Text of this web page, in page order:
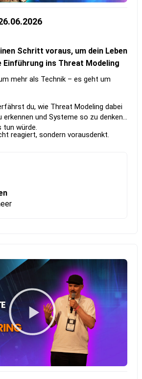
Schritt voraus, um dein Leben
Einführung ins Threat Modeling
mehr als Technik – es geht um
du, wie Threat Modeling dabei
und Systeme so zu denken,
tun würde.
reagiert, sondern vorausdenkt.